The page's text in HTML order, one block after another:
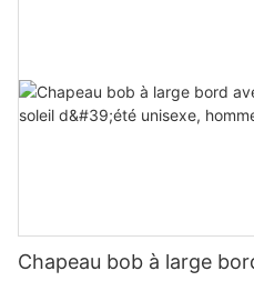
Chapeau bob à large